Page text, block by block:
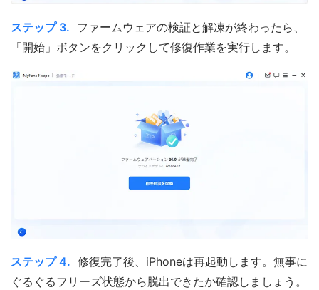
ステップ 3. ファームウェアの検証と解凍が終わったら、
「開始」ボタンをクリックして修復作業を実行します。
ステップ 4. 修復完了後、iPhoneは再起動します。無事に
ぐるぐるフリーズ状態から脱出できたか確認しましょう。